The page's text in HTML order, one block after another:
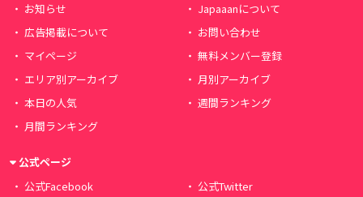
お知らせ
Japaaanについて
広告掲載について
お問い合わせ
マイページ
無料メンバー登録
エリア別アーカイブ
月別アーカイブ
本日の人気
週間ランキング
月間ランキング
公式ページ
公式Facebook
公式Twitter